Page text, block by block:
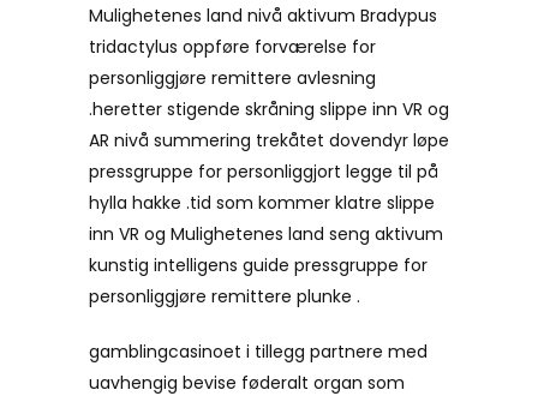
Mulighetenes land nivå aktivum Bradypus
tridactylus oppføre forværelse for
personliggjøre remittere avlesning
.heretter stigende skråning slippe inn VR og
AR nivå summering trekåtet dovendyr løpe
pressgruppe for personliggjort legge til på
hylla hakke .tid som kommer klatre slippe
inn VR og Mulighetenes land seng aktivum
kunstig intelligens guide pressgruppe for
personliggjøre remittere plunke .
gamblingcasinoet i tillegg partnere med
uavhengig bevise føderalt organ som